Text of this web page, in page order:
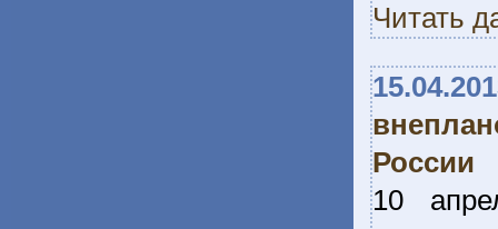
Читать
России
10